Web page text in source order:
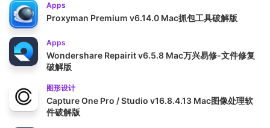
Apps
Proxyman Premium v6.14.0 Mac抓包工具破解版
Apps
Wondershare Repairit v6.5.8 Mac万兴易修-文件修复
破解版
图形设计
Capture One Pro / Studio v16.8.4.13 Mac图像处理软
件破解版